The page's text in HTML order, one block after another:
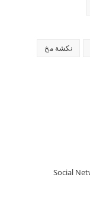
نكشة مخ